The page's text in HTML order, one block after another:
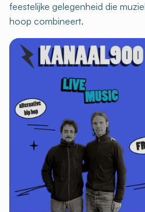
feestelijke gelegenheid die
hoop combineert.